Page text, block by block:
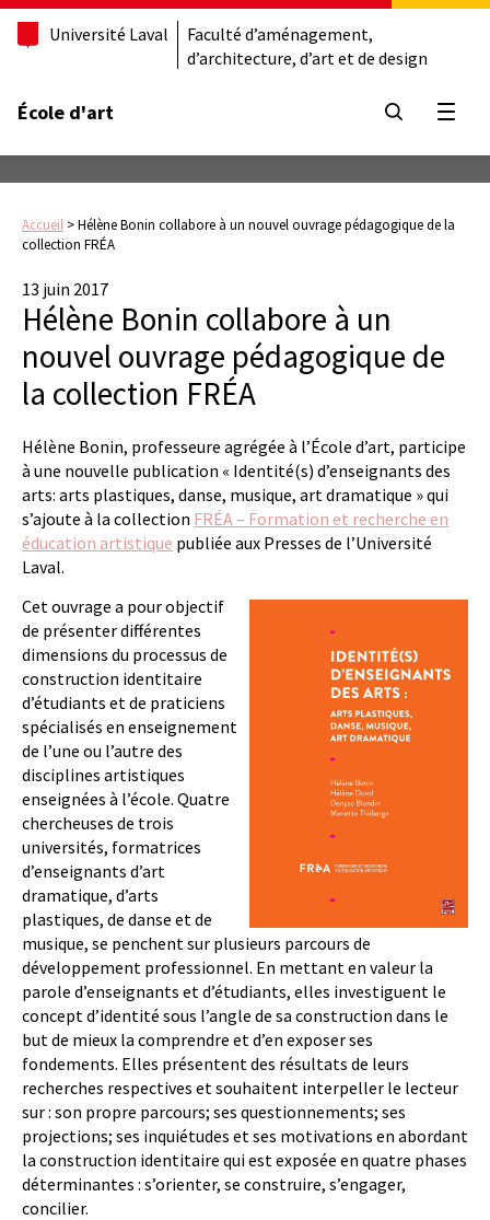
Université Laval
Faculté d’aménagement,
d’architecture, d’art et de design
École d'art
Accueil >Hélène Bonin collabore à un nouvel ouvrage pédagogique de la
collection FRÉA
13 juin 2017
Hélène Bonin collabore à un
nouvel ouvrage pédagogique de
la collection FRÉA
Hélène Bonin, professeure agrégée à l’École d’art, participe
à une nouvelle publication « Identité(s) d’enseignants des
arts: arts plastiques, danse, musique, art dramatique » qui
s’ajoute à la collection FRÉA – Formation et recherche en
éducation artistique publiée aux Presses de l’Université
Laval.
Cet ouvrage a pour objectif
de présenter différentes
dimensions du processus de
construction identitaire
d’étudiants et de praticiens
spécialisés en enseignement
de l’une ou l’autre des
disciplines artistiques
enseignées à l’école. Quatre
chercheuses de trois
universités, formatrices
d’enseignants d’art
dramatique, d’arts
plastiques, de danse et de
musique, se penchent sur plusieurs parcours de
développement professionnel. En mettant en valeur la
parole d’enseignants et d’étudiants, elles investiguent le
concept d’identité sous l’angle de sa construction dans le
but de mieux la comprendre et d’en exposer ses
fondements. Elles présentent des résultats de leurs
recherches respectives et souhaitent interpeller le lecteur
sur : son propre parcours; ses questionnements; ses
projections; ses inquiétudes et ses motivations en abordant
la construction identitaire qui est exposée en quatre phases
déterminantes : s’orienter, se construire, s’engager,
concilier.